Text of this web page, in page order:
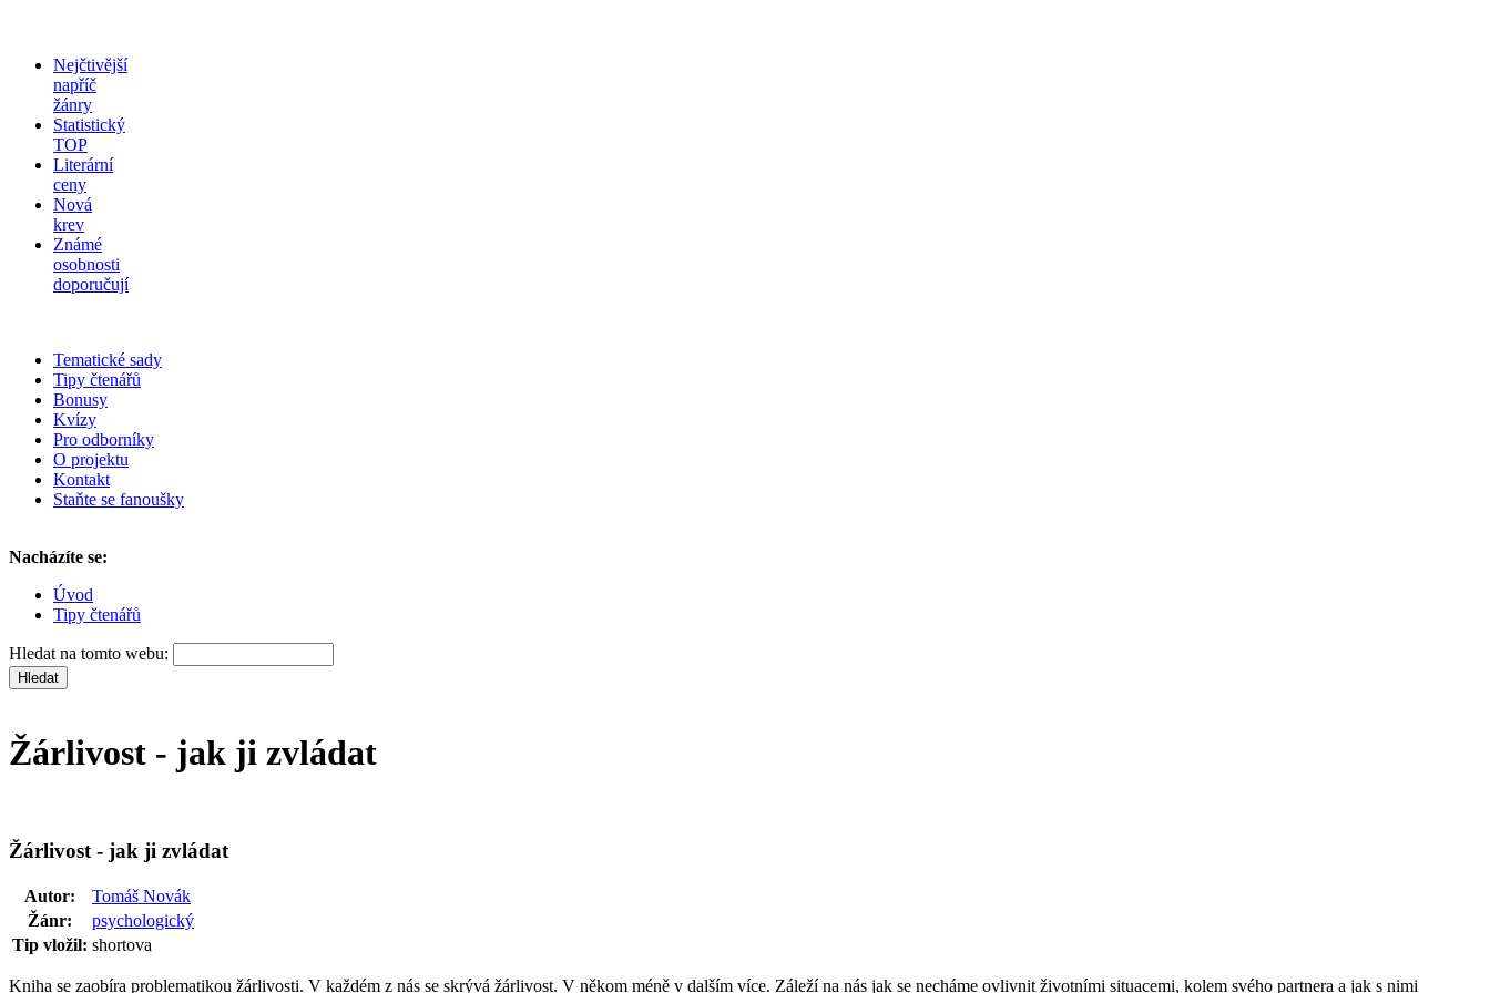
Nejčtivější
napříč
žánry
Statistický
TOP
Literární
ceny
Nová
krev
Známé
osobnosti
doporučují
Tematické sady
Tipy čtenářů
Bonusy
Kvízy
Pro odborníky
O projektu
Kontakt
Staňte se fanoušky
Nacházíte se:
Úvod
Tipy čtenářů
Hledat na tomto webu:
Žárlivost - jak ji zvládat
Žárlivost - jak ji zvládat
Autor:
Tomáš Novák
Žánr:
psychologický
Tip vložil: shortova
Kniha se zaobíra problematikou žárlivosti. V každém z nás se skrývá žárlivost. V někom méně v dalším více. Záleží na nás jak se necháme ovlivnit životními situacemi, kolem svého partnera a jak s nimi